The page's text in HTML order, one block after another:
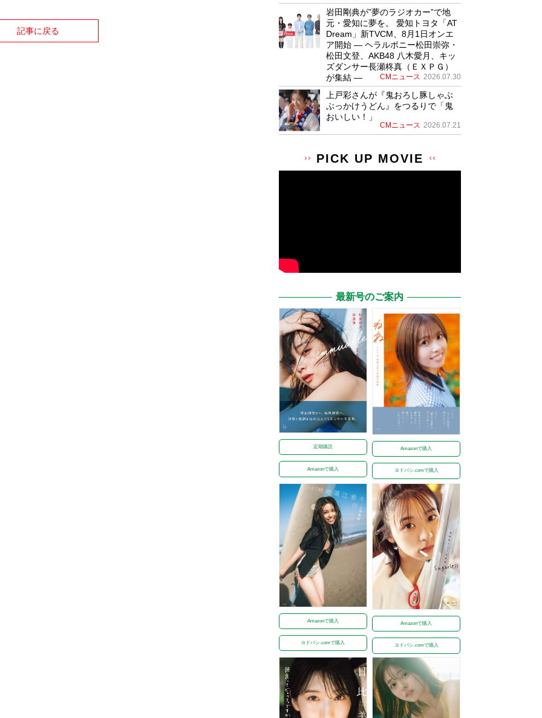
記事に戻る
岩田剛典が”夢のラジオカー”で地
元・愛知に夢を。 愛知トヨタ「AT
Dream」新TVCM、8月1日オンエ
ア開始 ― ヘラルボニー松田崇弥・
松田文登、AKB48 八木愛月、キッ
ズダンサー長瀬柊真（ＥＸＰＧ）
が集結 ―
CMニュース 2026.07.30
上戸彩さんが『鬼おろし豚しゃぶ
ぶっかけうどん』をつるりで「鬼
おいしい！」
CMニュース 2026.07.21
PICK UP MOVIE
最新号のご案内
定期購読
Amazonで購入
Amazonで購入
ヨドバシ.comで購入
Amazonで購入
ヨドバシ.comで購入
Amazonで購入
ヨドバシ.comで購入